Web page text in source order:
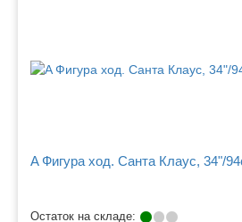
A Фигура ход. Санта Клаус, 34"/
Остаток на складе: